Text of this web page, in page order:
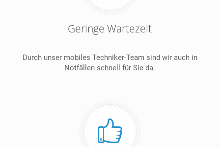
Geringe Wartezeit
Durch unser mobiles Techniker-Team sind wir auch in
Notfällen schnell für Sie da.